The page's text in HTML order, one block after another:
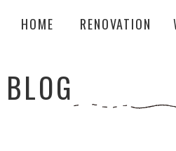
HOME RENOVATION